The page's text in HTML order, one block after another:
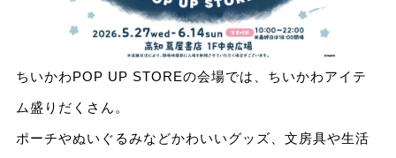
ちいかわPOP UP STOREの会場では、ちいかわアイテ
ム盛りだくさん。
ポーチやぬいぐるみなどかわいいグッズ、文房具や生活